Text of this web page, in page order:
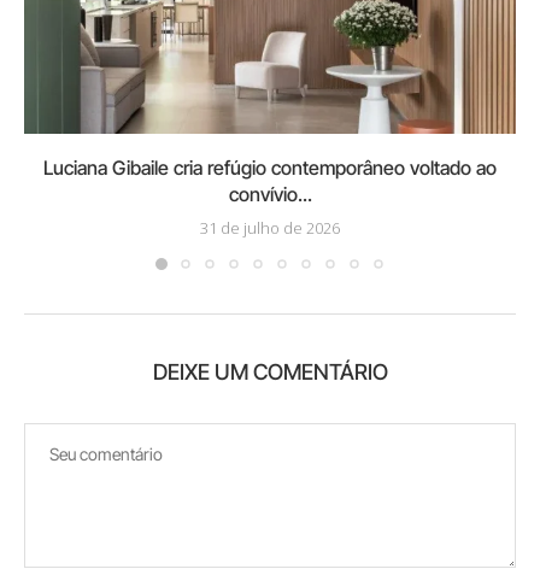
Luciana Gibaile cria refúgio contemporâneo voltado ao
convívio...
31 de julho de 2026
DEIXE UM COMENTÁRIO